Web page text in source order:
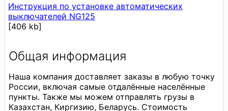
Инструкция по установке автоматических
выключателей NG125
[406 kb]